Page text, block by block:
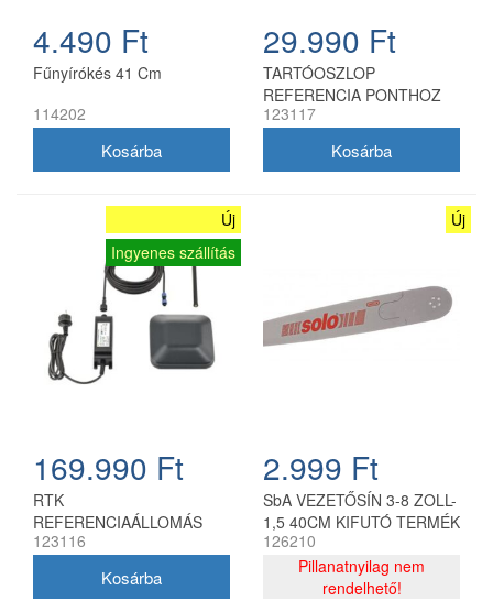
4.490 Ft
Fűnyírókés 41 Cm
114202
29.990 Ft
TARTÓOSZLOP
REFERENCIA PONTHOZ
123117
Új
Ingyenes szállítás
169.990 Ft
RTK
REFERENCIAÁLLOMÁS
123116
Új
2.999 Ft
SbA VEZETŐSÍN 3-8 ZOLL-
1,5 40CM KIFUTÓ TERMÉK
126210
Pillanatnyilag nem
rendelhető!